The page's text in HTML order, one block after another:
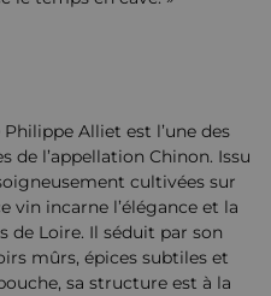
Alliet est l’une des
de l’appellation Chinon. Issu
cultivées sur
vin incarne l’élégance et la
de Loire. Il séduit par son
mûrs, épices subtiles et
sa structure est à la